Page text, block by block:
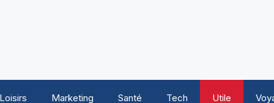
Loisirs Marketing Santé Tech Utile